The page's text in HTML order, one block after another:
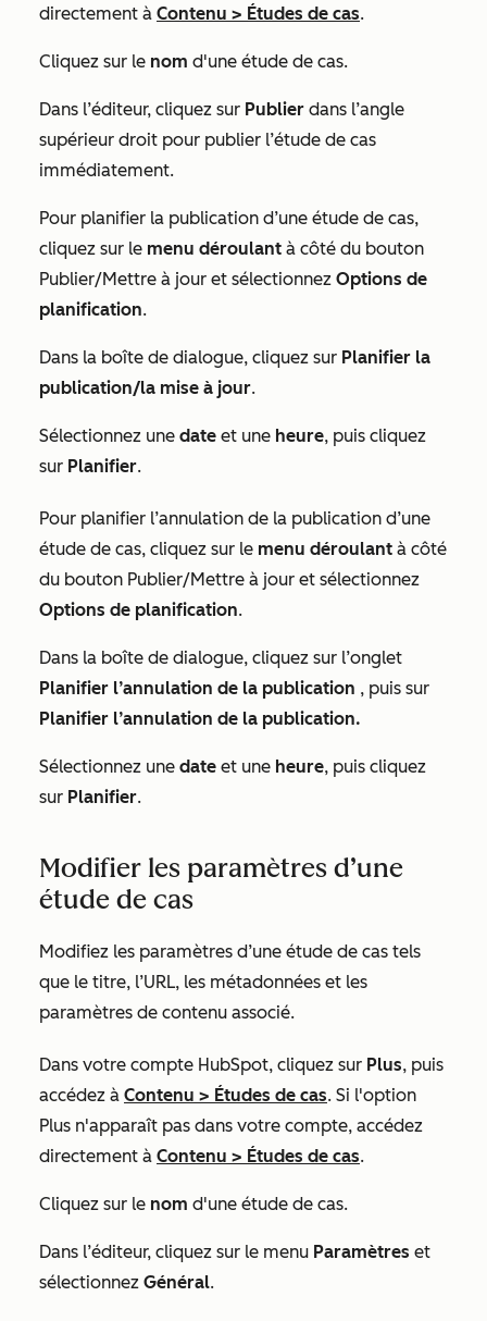
directement à Contenu > Études de cas.
Cliquez sur le nom d'une étude de cas.
Dans l’éditeur, cliquez sur Publier dans l’angle
supérieur droit pour publier l’étude de cas
immédiatement.
Pour planifier la publication d’une étude de cas,
cliquez sur le menu déroulant à côté du bouton
Publier/Mettre à jour et sélectionnez Options de
planification.
Dans la boîte de dialogue, cliquez sur Planifier la
publication/la mise à jour.
Sélectionnez une date et une heure, puis cliquez
sur Planifier.
Pour planifier l’annulation de la publication d’une
étude de cas, cliquez sur le menu déroulant à côté
du bouton Publier/Mettre à jour et sélectionnez
Options de planification.
Dans la boîte de dialogue, cliquez sur l’onglet
Planifier l’annulation de la publication , puis sur
Planifier l’annulation de la publication.
Sélectionnez une date et une heure, puis cliquez
sur Planifier.
Modifier les paramètres d’une
étude de cas
Modifiez les paramètres d’une étude de cas tels
que le titre, l’URL, les métadonnées et les
paramètres de contenu associé.
Dans votre compte HubSpot, cliquez sur Plus, puis
accédez à Contenu > Études de cas. Si l'option
Plus n'apparaît pas dans votre compte, accédez
directement à Contenu > Études de cas.
Cliquez sur le nom d'une étude de cas.
Dans l’éditeur, cliquez sur le menu Paramètres et
sélectionnez Général.